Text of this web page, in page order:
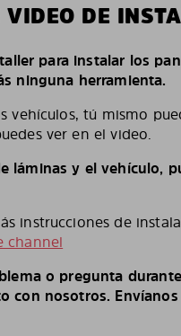
VIDEO DE
para instalar los
ninguna herramienta.
vehículos, tú mismo
ver en el video.
láminas y el vehículo,
instrucciones de
channel
o pregunta
con nosotros.